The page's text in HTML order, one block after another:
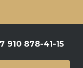
910 878-41-15